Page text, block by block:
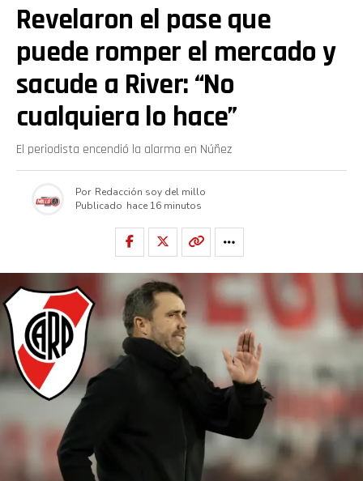
Revelaron el pase que
puede romper el mercado y
sacude a River: “No
cualquiera lo hace”
El periodista encendió la alarma en Núñez
Por Redacción soy del millo
Publicado hace 16 minutos